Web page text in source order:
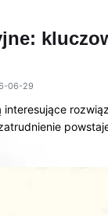
06-29